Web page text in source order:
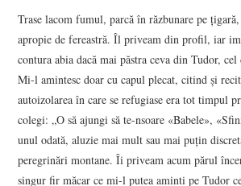
Trase lacom fumul, parcă în răzbunare pe
apropie de fereastră. Îl priveam din profil, iar
contura abia dacă mai păstra ceva din Tudor,
Mi-l amintesc doar cu capul plecat, citind şi
autoizolarea în care se refugiase era tot timpul
colegi: „O să ajungi să te-nsoare «Babele»,
unul odată, aluzie mai mult sau mai puţin
peregrinări montane. Îi priveam acum părul
singur fir măcar ce mi-l putea aminti pe Tudor